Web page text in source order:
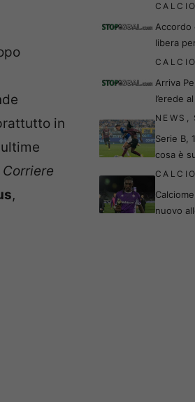
in
Corriere
,
Accordo
libera
Arriva
l’erede
NEWS ,
Serie B,
cosa è
nuovo